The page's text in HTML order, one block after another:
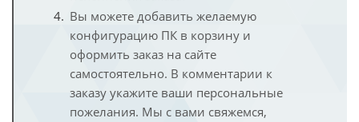
Вы можете добавить желаемую
конфигурацию ПК в корзину и
оформить заказ на сайте
самостоятельно. В комментарии к
заказу укажите ваши персональные
пожелания. Мы с вами свяжемся,